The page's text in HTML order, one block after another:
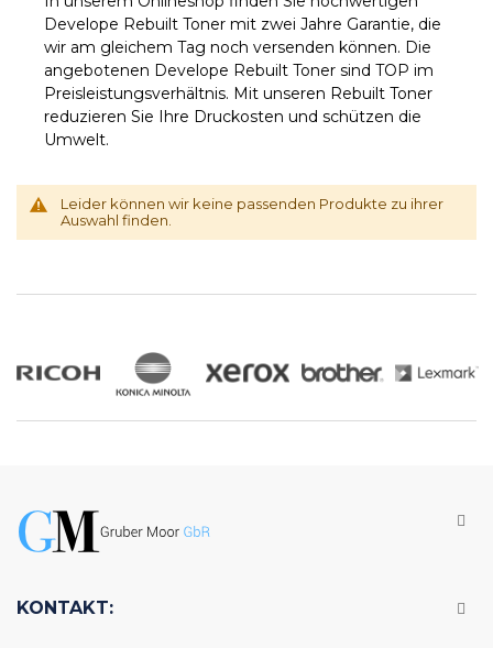
Develope Rebuilt Toner mit zwei Jahre Garantie, die
wir am gleichem Tag noch versenden können. Die
angebotenen Develope Rebuilt Toner sind TOP im
Preisleistungsverhältnis. Mit unseren Rebuilt Toner
reduzieren Sie Ihre Druckosten und schützen die
Umwelt.
Leider können wir keine passenden Produkte zu ihrer
Auswahl finden.
KONTAKT: